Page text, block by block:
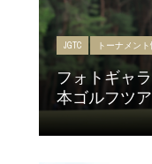
JGTC トーナメン
フォトギャ
本ゴルフツ